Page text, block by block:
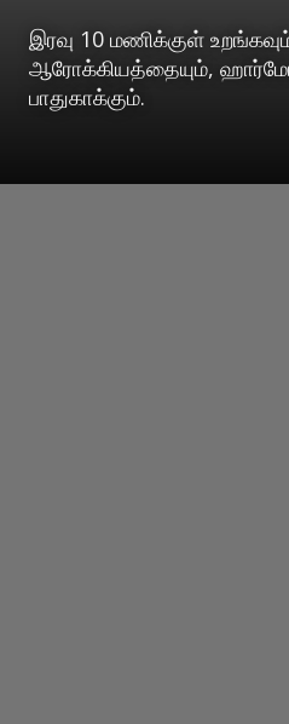
இரவு 10 மணிக்குள்
ஆரோக்கியத்தையும்,
பாதுகாக்கும்.